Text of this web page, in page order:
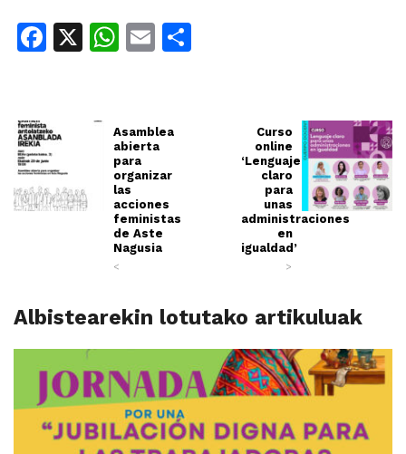
Facebook
X WhatsApp
Email
Asamblea
abierta
para
organizar
las
acciones
feministas
de Aste
Nagusia
<
Curso
online
‘Lenguaje
claro
para
unas
administraciones
en
igualdad’
>
Albistearekin lotutako artikuluak